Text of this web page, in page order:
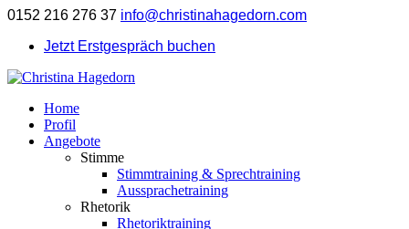
0152 216 276 37 info@christinahagedorn.com
Jetzt Erstgespräch buchen
Home
Profil
Angebote
Stimme
Stimmtraining & Sprechtraining
Aussprachetraining
Rhetorik
Rhetoriktraining